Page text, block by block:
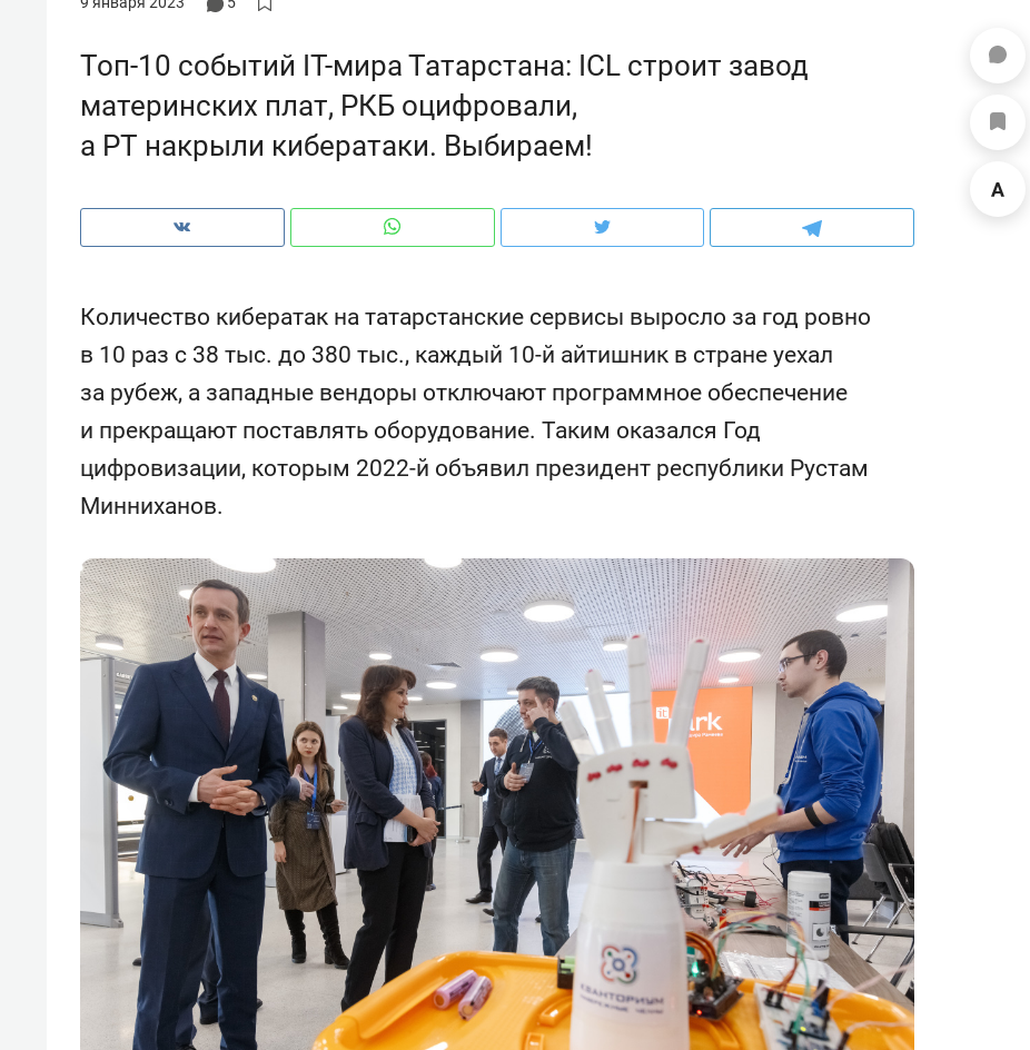
Топ-10 событий IT-мира Татарстана: ICL строит завод
материнских плат, РКБ оцифровали,
а РТ накрыли кибератаки. Выбираем!
Количество кибератак на татарстанские сервисы выросло за год ровно
в 10 раз с 38 тыс. до 380 тыс., каждый 10-й айтишник в стране уехал
за рубеж, а западные вендоры отключают программное обеспечение
и прекращают поставлять оборудование. Таким оказался Год
цифровизации, которым 2022-й объявил президент республики Рустам
Минниханов.
Рекомендуем
Как ГК «МИР ГРУПП» и ВТБ
создают оазис жилого
комфорта под Казанью
Рекомендуем
150 камер до квартиры и Face
ID вместо ключа: какой будет
безопасность в ЖК «Нова»
Рекомендуем
природе, работа
с ментальным и физическим